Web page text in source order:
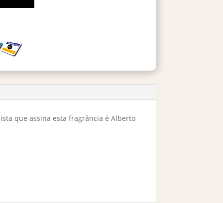
que assina esta fragrância é Alberto